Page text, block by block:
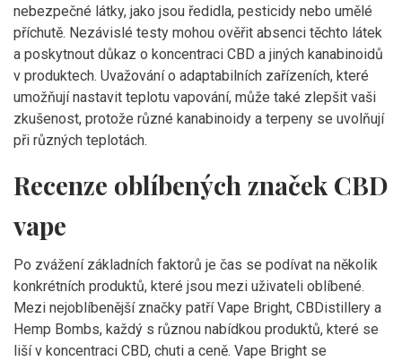
nebezpečné látky, jako jsou ředidla, pesticidy nebo umělé
příchutě. Nezávislé testy mohou ověřit absenci těchto látek
a poskytnout důkaz o koncentraci CBD a jiných kanabinoidů
v produktech. Uvažování o adaptabilních zařízeních, které
umožňují nastavit teplotu vapování, může také zlepšit vaši
zkušenost, protože různé kanabinoidy a terpeny se uvolňují
při různých teplotách.
Recenze oblíbených značek CBD
vape
Po zvážení základních faktorů je čas se podívat na několik
konkrétních produktů, které jsou mezi uživateli oblíbené.
Mezi nejoblíbenější značky patří Vape Bright, CBDistillery a
Hemp Bombs, každý s různou nabídkou produktů, které se
liší v koncentraci CBD, chuti a ceně. Vape Bright se